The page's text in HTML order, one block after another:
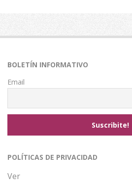
BOLETÍN INFORMATIVO
Email
POLÍTICAS DE PRIVACIDAD
Ver